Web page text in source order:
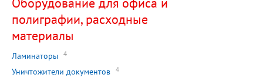
полиграфии, расходные
материалы
Ламинаторы 4
Уничтожители документов 4